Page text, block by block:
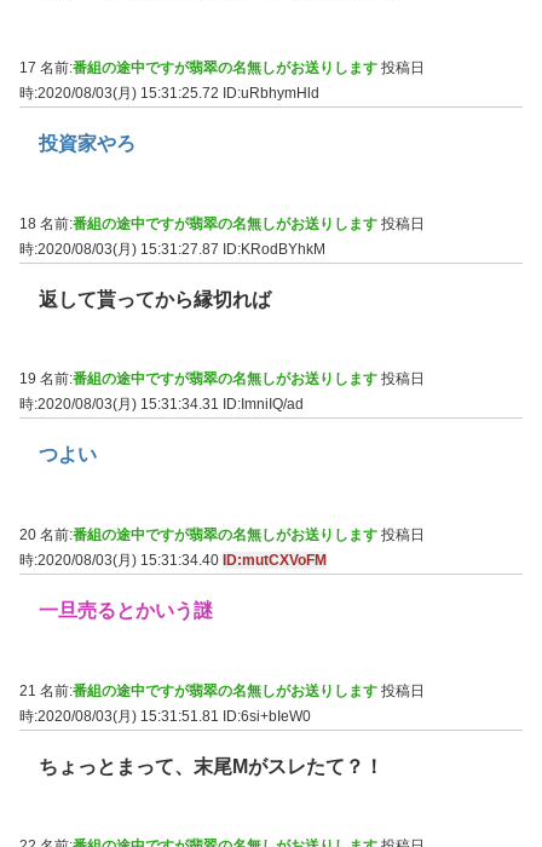
17 名前:番組の途中ですが翡翠の名無しがお送りします 投稿日
時:2020/08/03(月) 15:31:25.72
ID:uRbhymHld
投資家やろ
18 名前:番組の途中ですが翡翠の名無しがお送りします 投稿日
時:2020/08/03(月) 15:31:27.87 ID:KRodBYhkM
返して貰ってから縁切れば
19 名前:番組の途中ですが翡翠の名無しがお送りします 投稿日
時:2020/08/03(月) 15:31:34.31
ID:ImniIQ/ad
つよい
20 名前:番組の途中ですが翡翠の名無しがお送りします 投稿日
時:2020/08/03(月) 15:31:34.40 ID:mutCXVoFM
一旦売るとかいう謎
21 名前:番組の途中ですが翡翠の名無しがお送りします 投稿日
時:2020/08/03(月) 15:31:51.81 ID:6si+bIeW0
ちょっとまって、末尾Mがスレたて？！